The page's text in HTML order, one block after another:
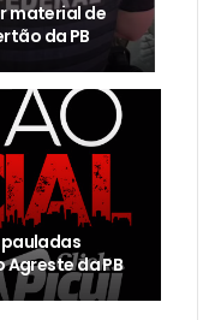
material de
da PB
pauladas
da PB